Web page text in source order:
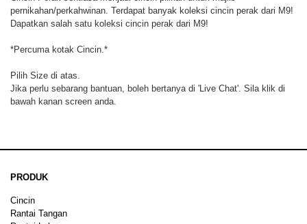
pernikahan/perkahwinan. Terdapat banyak koleksi cincin perak dari M9!
Dapatkan salah satu koleksi cincin perak dari M9!
*Percuma kotak Cincin.*
Pilih Size di atas.
Jika perlu sebarang bantuan, boleh bertanya di 'Live Chat'. Sila klik di
bawah kanan screen anda.
PRODUK
Cincin
Rantai Tangan